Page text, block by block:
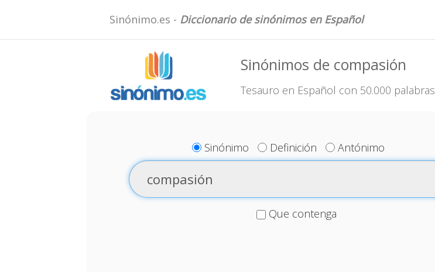
Sinónimo.es - Diccionario de sinónimos en Español
Sinónimos de compasión
Tesauro en Español con 50.000 palabras
Sinónimo Definición Antónimo
Que contenga